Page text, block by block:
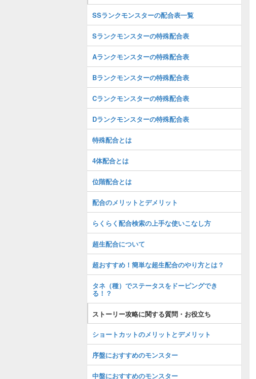
SSランクモンスターの配合表一覧
Sランクモンスターの特殊配合表
Aランクモンスターの特殊配合表
Bランクモンスターの特殊配合表
Cランクモンスターの特殊配合表
Dランクモンスターの特殊配合表
特殊配合とは
4体配合とは
位階配合とは
配合のメリットとデメリット
らくらく配合検索の上手な使いこなし方
超生配合について
超おすすめ！簡単な超生配合のやり方とは？
タネ（種）でステータスをドーピングでき
る！？
ストーリー攻略に関する質問・お役立ち
ショートカットのメリットとデメリット
序盤におすすめのモンスター
中盤におすすめのモンスター